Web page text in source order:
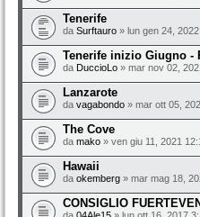
Tenerife
da Surftauro » lun gen 24,
Tenerife inizio Giugno -
da DuccioLo » mar nov 02,
Lanzarote
da vagabondo » mar ott 05,
The Cove
da mako » ven giu 11, 2021
Hawaii
da okemberg » mar mag 18,
CONSIGLIO